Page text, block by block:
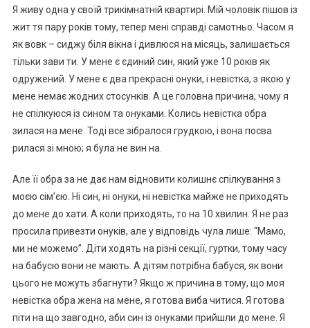
Я живу одна у своїй трикімнатній квартирі. Мій чоловік пішов із
жит тя пару років тому, тепер мені справді самотньо. Часом я
як вовк – сиджу біля вікна і дивлюся на місяць, залишається
тільки зави ти. У мене є єдиний син, який уже 10 років як
одружений. У мене є два прекрасні онуки, і невістка, з якою у
мене немає жодних стосунків. А це головна причина, чому я
не спілкуюся із сином та онуками. Колись невістка обра
зилася на мене. Тоді все зібралося грудкою, і вона посва
рилася зі мною; я була не вин на.
Але її обра за не дає нам відновити колишнє спілкування з
моєю сім’єю. Ні син, ні онуки, ні невістка майже не приходять
до мене до хати. А коли приходять, то на 10 хвилин. Я не раз
просила привезти онуків, але у відповідь чула лише: “Мамо,
ми не можемо”. Діти ходять на різні секції, гуртки, тому часу
на бабусю вони не мають. А дітям потрібна бабуся, як вони
цього не можуть збагнути? Якщо ж причина в тому, що моя
невістка обра жена на мене, я готова виба читися. Я готова
піти на що завгодно, аби син із онуками прийшли до мене. Я